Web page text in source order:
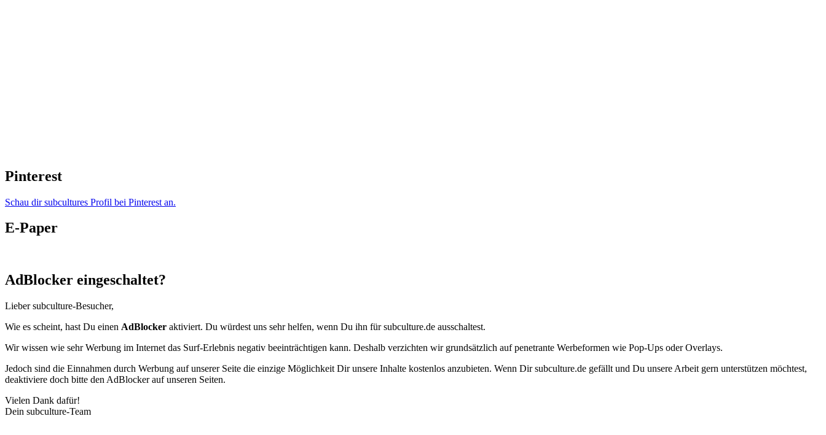
Pinterest
Schau dir subcultures Profil bei Pinterest an.
E-Paper
AdBlocker eingeschaltet?
Lieber subculture-Besucher,
Wie es scheint, hast Du einen AdBlocker aktiviert. Du würdest uns sehr helfen, wenn Du ihn für subculture.de ausschaltest.
Wir wissen wie sehr Werbung im Internet das Surf-Erlebnis negativ beeinträchtigen kann. Deshalb verzichten wir grundsätzlich auf penetrante Werbeformen wie Pop-Ups oder Overlays.
Jedoch sind die Einnahmen durch Werbung auf unserer Seite die einzige Möglichkeit Dir unsere Inhalte kostenlos anzubieten. Wenn Dir subculture.de gefällt und Du unsere Arbeit gern unterstützen möchtest,
deaktiviere doch bitte den AdBlocker auf unseren Seiten.
Vielen Dank dafür!
Dein subculture-Team